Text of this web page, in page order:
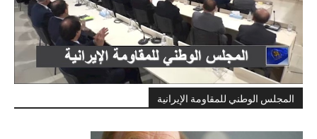
المجلس الوطني للمقاومة الإيرانية